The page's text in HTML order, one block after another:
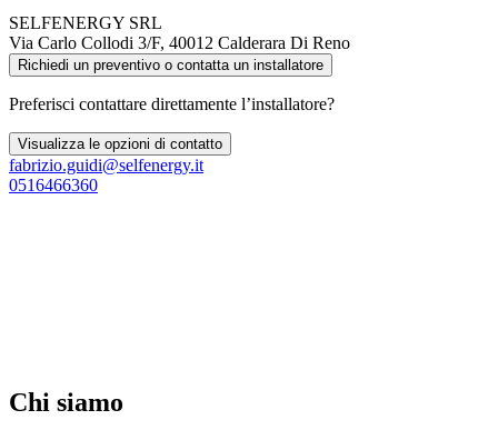
SELFENERGY SRL
Via Carlo Collodi 3/F, 40012 Calderara Di Reno
Richiedi un preventivo o contatta un installatore
Preferisci contattare direttamente l’installatore?
Visualizza le opzioni di contatto
fabrizio.guidi@selfenergy.it
0516466360
Chi siamo